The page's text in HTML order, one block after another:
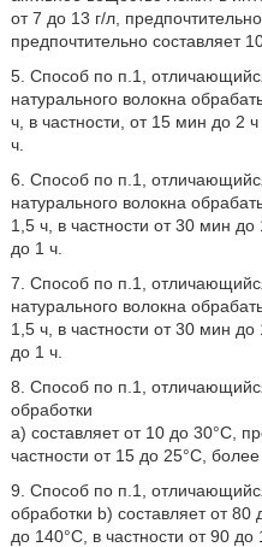
от 7 до 13 г/л,
предпочтительно составляет
5. Способ по п.1,
натурального волокна
ч, в частности, от 15 мин до 2
ч.
6. Способ по п.1,
натурального волокна
1,5 ч, в частности от 30 мин
до 1 ч.
7. Способ по п.1,
натурального волокна
1,5 ч, в частности от 30 мин
до 1 ч.
8. Способ по п.1,
обработки
a) составляет от 10 до 30°C,
частности от 15 до 25°C,
9. Способ по п.1,
обработки b) составляет от 80
до 140°C, в частности от 90